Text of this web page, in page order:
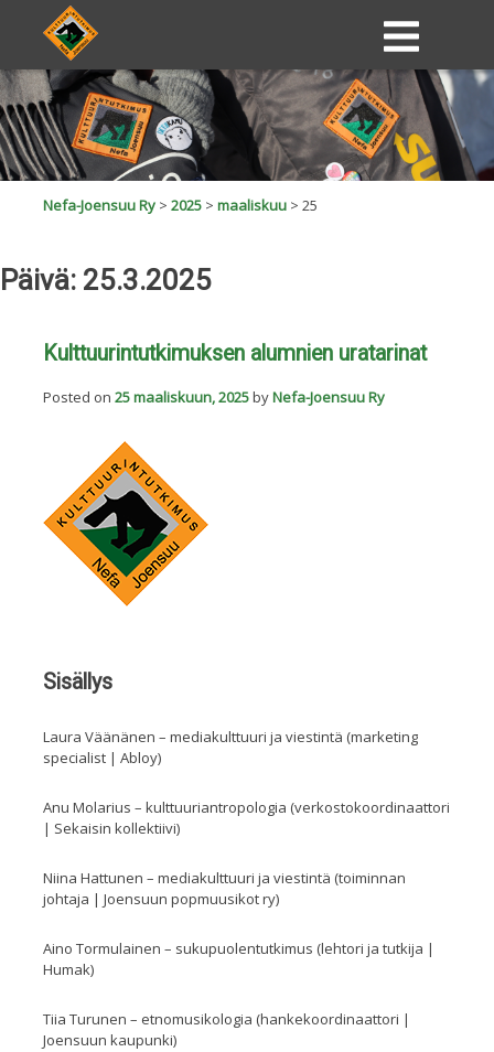
Nefa-Joensuu Ry > 2025 > maaliskuu > 25
Päivä: 25.3.2025
Kulttuurintutkimuksen alumnien uratarinat
Posted on 25 maaliskuun, 2025byNefa-Joensuu Ry
Sisällys
Laura Väänänen – mediakulttuuri ja viestintä (marketing
specialist | Abloy)
Anu Molarius – kulttuuriantropologia (verkostokoordinaattori
| Sekaisin kollektiivi)
Niina Hattunen – mediakulttuuri ja viestintä (toiminnan
johtaja | Joensuun popmuusikot ry)
Aino Tormulainen – sukupuolentutkimus (lehtori ja tutkija |
Humak)
Tiia Turunen – etnomusikologia (hankekoordinaattori |
Joensuun kaupunki)